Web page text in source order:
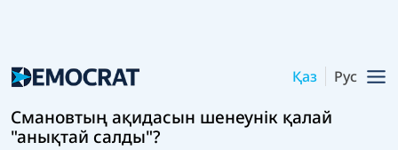
Қаз Рус
Смановтың ақидасын шенеунік қалай
"анықтай салды"?